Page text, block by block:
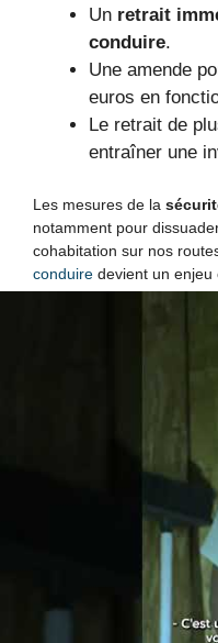
Un retrait
conduire.
Une amende
euros en
Le retrait de
entraîner une
Les mesures de la
notamment pour
cohabitation sur nos
conduire devient un enjeu
que chaque infractions
Avec la mise en œuvre
confirme sa volonté de
limitations de vitesse.
accordée aux
mettent en péril la vie de
sanctions plus lourdes
sur l’ensemble du réseau
Les conducteurs doivent